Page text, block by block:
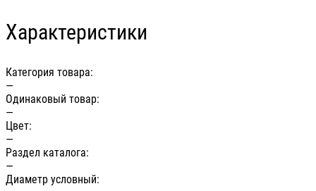
Характеристики
Категория товара:
—
Одинаковый товар:
—
Цвет:
—
Раздел каталога:
—
Диаметр условный: